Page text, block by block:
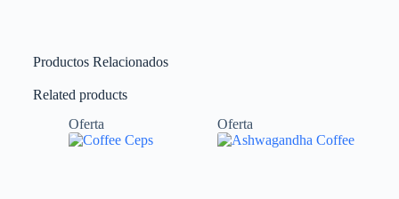
Productos Relacionados
Related products
Oferta
Oferta